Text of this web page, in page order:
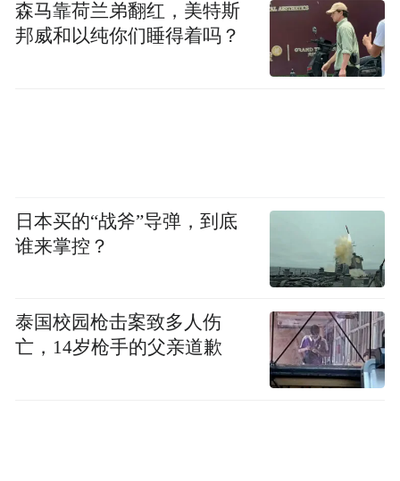
森马靠荷兰弟翻红，美特斯
邦威和以纯你们睡得着吗？
日本买的“战斧”导弹，到底
谁来掌控？
泰国校园枪击案致多人伤
亡，14岁枪手的父亲道歉